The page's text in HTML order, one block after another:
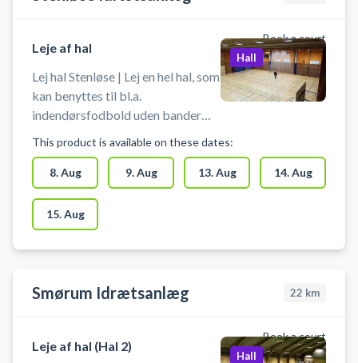
Book a court
Leje af hal
Lej hal Stenløse | Lej en hel hal, som
kan benyttes til bl.a.
indendørsfodbold uden bander
indendørs fodbold i Stenløse i
idrætscentrets hal. Medbring selv
bold og andet udstyr.
Hall
This product is available on these dates:
8. Aug 9. Aug 13. Aug 14. Aug
15. Aug
Smørum Idrætsanlæg 22 km
Book a court
Leje af hal (Hal 2)
Hall